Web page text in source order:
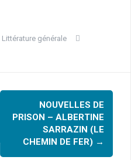
Littérature générale
NOUVELLES DE
PRISON – ALBERTINE
SARRAZIN (LE
CHEMIN DE FER) →